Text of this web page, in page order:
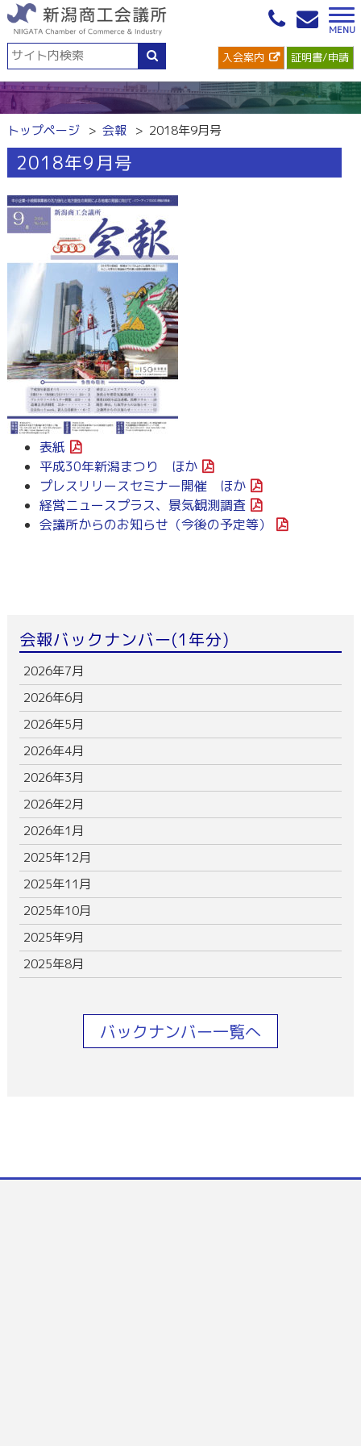
入会案内 証明書/申請
トップページ 会報 2018年9月号
2018年9月号
表紙
平成30年新潟まつり ほか
プレスリリースセミナー開催 ほか
経営ニュースプラス、景気観測調査
会議所からのお知らせ（今後の予定等）
会報バックナンバー(1年分)
2026年7月
2026年6月
2026年5月
2026年4月
2026年3月
2026年2月
2026年1月
2025年12月
2025年11月
2025年10月
2025年9月
2025年8月
バックナンバー一覧へ